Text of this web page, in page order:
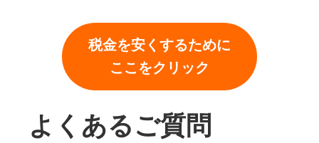
税金を安くするために
ここをクリック
よくあるご質問